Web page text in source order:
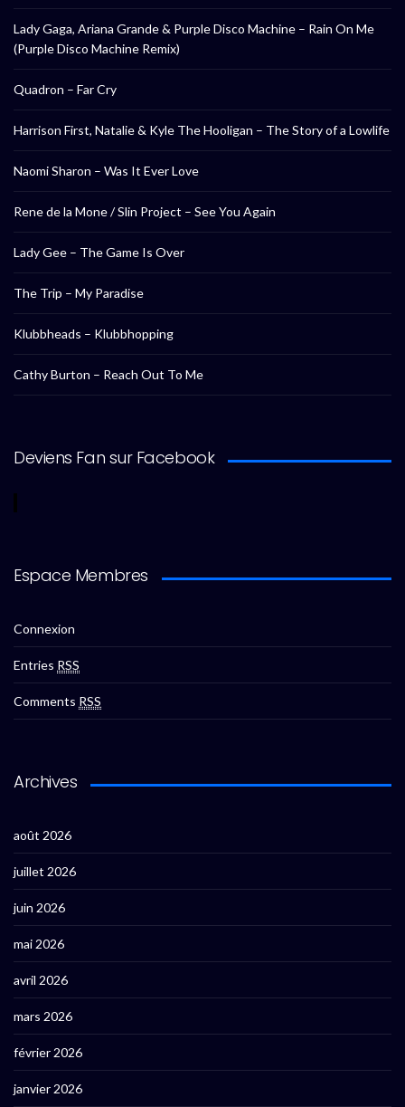
Lady Gaga, Ariana Grande & Purple Disco Machine – Rain On Me
(Purple Disco Machine Remix)
Quadron – Far Cry
Harrison First, Natalie & Kyle The Hooligan – The Story of a Lowlife
Naomi Sharon – Was It Ever Love
Rene de la Mone / Slin Project – See You Again
Lady Gee – The Game Is Over
The Trip – My Paradise
Klubbheads – Klubbhopping
Cathy Burton – Reach Out To Me
Deviens Fan sur Facebook
Espace Membres
Connexion
Entries RSS
Comments RSS
Archives
août 2026
juillet 2026
juin 2026
mai 2026
avril 2026
mars 2026
février 2026
janvier 2026